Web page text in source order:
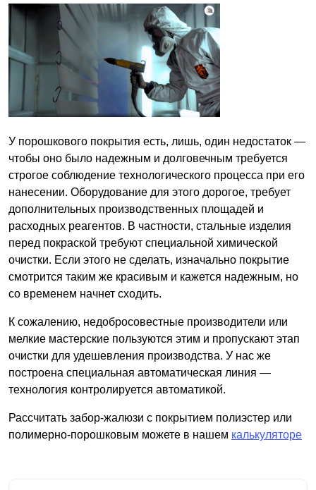
У порошкового покрытия есть, лишь, один недостаток —
чтобы оно было надежным и долговечным требуется
строгое соблюдение технологического процесса при его
нанесении. Оборудование для этого дорогое, требует
дополнительных производственных площадей и
расходных реагентов. В частности, стальные изделия
перед покраской требуют специальной химической
очистки. Если этого не сделать, изначально покрытие
смотрится таким же красивым и кажется надежным, но
со временем начнет сходить.
К сожалению, недобросовестные производители или
мелкие мастерские пользуются этим и пропускают этап
очистки для удешевления производства. У нас же
построена специальная автоматическая линия —
технология контролируется автоматикой.
Рассчитать забор-жалюзи с покрытием полиэстер или
полимерно-порошковым можете в нашем калькуляторе